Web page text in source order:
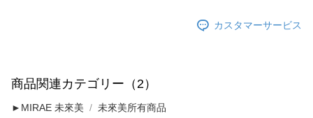
カスタマーサービス
商品関連カテゴリー（2）
►MIRAE 未來美 未來美所有商品